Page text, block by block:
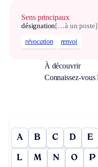
Sens principaux
désignation[…à un poste]
révocation renvoi
À découvrir
Connaissez-
A B C D E
L M N O P